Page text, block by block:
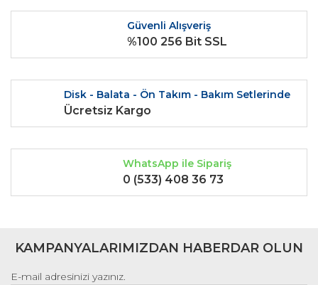
Güvenli Alışveriş
%100 256 Bit SSL
Disk - Balata - Ön Takım - Bakım Setlerinde
Ücretsiz Kargo
WhatsApp ile Sipariş
0 (533) 408 36 73
KAMPANYALARIMIZDAN HABERDAR OLUN